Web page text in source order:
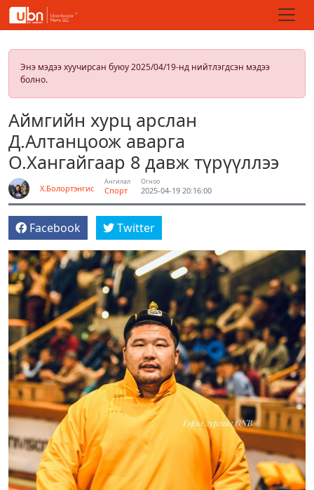
Энэ мэдээ хуучирсан буюу 2025/04/19-нд нийтлэгдсэн мэдээ
болно.
Аймгийн хурц арслан
Д.Алтанцоож аварга
О.Хангайгаар 8 давж түрүүллээ
Х.Болортэнгис
Ангилал
Спорт
Огноо
2025-04-19 20:16:00
Facebook Twitter